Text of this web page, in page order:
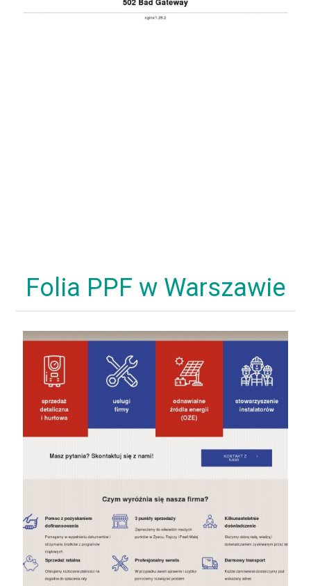
Folia PPF w Warszawie